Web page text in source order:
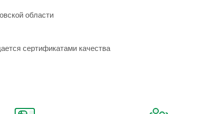
области
сертификатами качества